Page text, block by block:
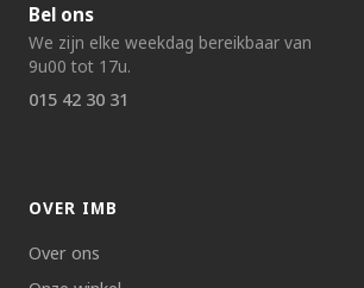
Bel ons
We zijn elke weekdag bereikbaar van
9u00 tot 17u.
015 42 30 31
OVER IMB
Over ons